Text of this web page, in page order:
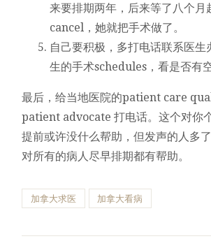
来要排期两年，后来等了八个月
cancel，她就把手术做了。
自己要积极，多打电话联系医生
生的手术schedules，看是否有空
最后，给当地医院的patient care
patient advocate 打电话。这个对你
提前或许没什么帮助，但发声的人多
对所有的病人尽早排期都有帮助。
加拿大求医 加拿大看病